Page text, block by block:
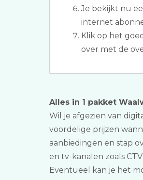
Je bekijkt nu
internet
Klik op het
over met de
Alles in 1 pakket
Wil je afgezien van
voordelige prijzen
aanbiedingen en stap
en tv-kanalen zoals
Eventueel kan je het